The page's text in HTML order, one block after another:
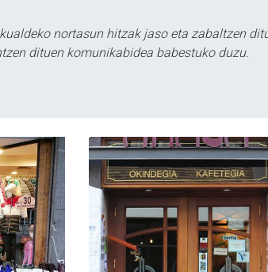
nortasun hitzak jaso eta zabaltzen
dituen komunikabidea babestuko duzu.